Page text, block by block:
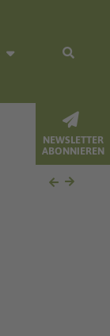
NEWSLETTER
ABONNIEREN